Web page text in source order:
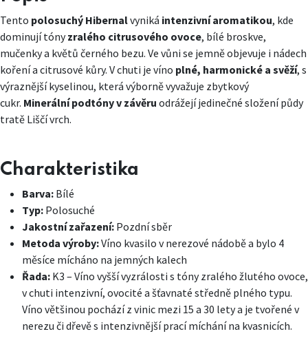
Tento polosuchý Hibernalvyniká intenzivní aromatikou, kde
dominují tónyzralého citrusového ovoce, bílé broskve,
mučenky a květů černého bezu. Ve vůni se jemně objevuje i nádech
koření a citrusové kůry. V chuti je víno plné, harmonické a svěží, s
výraznější kyselinou, která výborně vyvažuje zbytkový
cukr. Minerální podtóny v závěru odrážejí jedinečné složení půdy
tratě Liščí vrch.
Charakteristika
Barva: Bílé
Typ: Polosuché
Jakostní zařazení: Pozdní sběr
Metoda výroby:Víno kvasilo v nerezové nádobě a bylo 4
měsíce mícháno na jemných kalech
Řada: K3 – Víno vyšší vyzrálosti s tóny zralého žlutého ovoce,
v chuti intenzivní, ovocité a šťavnaté středně plného typu.
Víno většinou pochází z vinic mezi 15 a 30 lety a je tvořené v
nerezu či dřevě s intenzivnější prací míchání na kvasnicích.